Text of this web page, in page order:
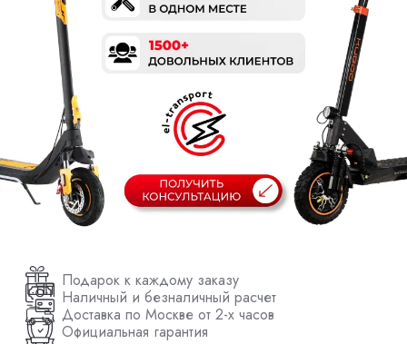
Подарок к каждому заказу
Наличный и безналичный расчет
Доставка по Москве от 2-х часов
Официальная гарантия